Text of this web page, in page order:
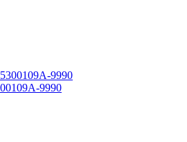
9990